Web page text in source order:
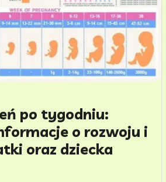
po tygodniu:
o rozwoju i
oraz dziecka